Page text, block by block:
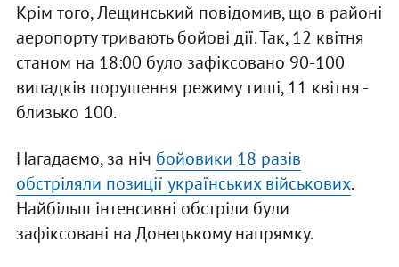
Крім того, Лещинський повідомив, що в районі
аеропорту тривають бойові дії. Так, 12 квітня
станом на 18:00 було зафіксовано 90-100
випадків порушення режиму тиші, 11 квітня -
близько 100.
Нагадаємо, за ніч бойовики 18 разів
обстріляли позиції українських військових.
Найбільш інтенсивні обстріли були
зафіксовані на Донецькому напрямку.